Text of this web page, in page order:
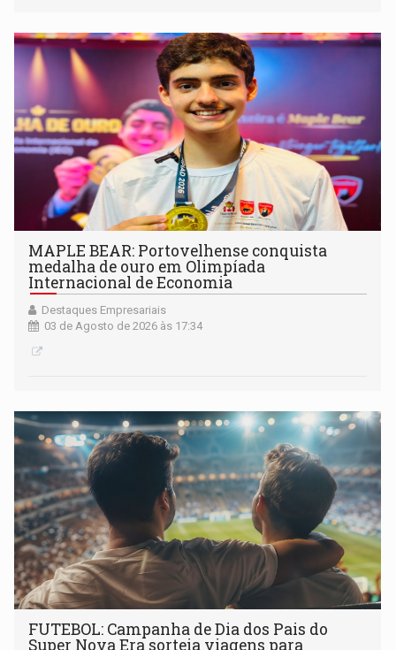
MAPLE BEAR: Portovelhense conquista
medalha de ouro em Olimpíada
Internacional de Economia
Destaques Empresariais
03 de Agosto de 2026 às 17:34
FUTEBOL: Campanha de Dia dos Pais do
Super Nova Era sorteia viagens para